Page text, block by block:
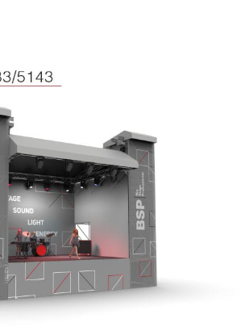
оборудование
оборудование